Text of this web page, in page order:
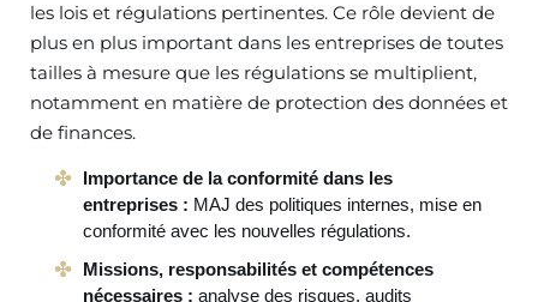
les lois et régulations pertinentes. Ce rôle devient de
plus en plus important dans les entreprises de toutes
tailles à mesure que les régulations se multiplient,
notamment en matière de protection des données et
de finances.
Importance de la conformité dans les
entreprises : MAJ des politiques internes, mise en
conformité avec les nouvelles régulations.
Missions, responsabilités et compétences
nécessaires : analyse des risques, audits